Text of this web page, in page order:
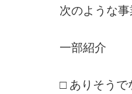
次のような事
一部紹介
□ ありそうで